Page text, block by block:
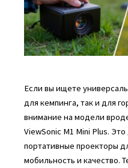
Если вы ищете
для кемпинга, так и для
внимание на модели
ViewSonic M1 Mini Plus.
портативные проекторы
мобильность и качество.